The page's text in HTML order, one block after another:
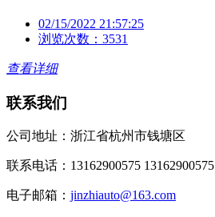
02/15/2022 21:57:25
浏览次数：3531
查看详细
联系我们
公司地址：浙江省杭州市钱塘区
联系电话：13162900575 13162900575
电子邮箱： jinzhiauto@163.com